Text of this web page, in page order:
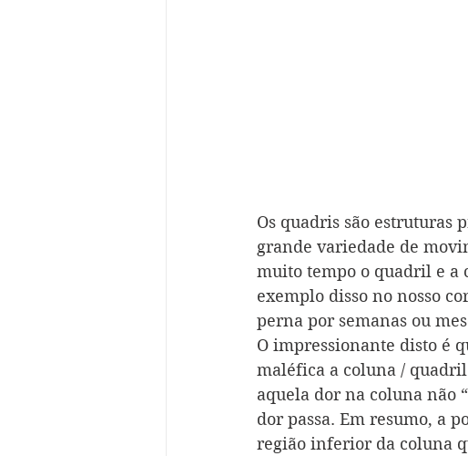
Os quadris são estruturas
grande variedade de
muito tempo o quadril e a
exemplo disso no nosso
perna por semanas ou
O impressionante disto é
maléfica a coluna / quadril
aquela dor na coluna não
dor passa. Em resumo, a
região inferior da coluna